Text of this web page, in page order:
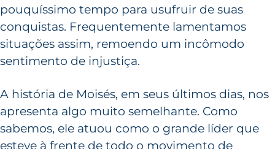
pouquíssimo tempo para usufruir de suas
conquistas. Frequentemente lamentamos
situações assim, remoendo um incômodo
sentimento de injustiça.
A história de Moisés, em seus últimos dias, nos
apresenta algo muito semelhante. Como
sabemos, ele atuou como o grande líder que
esteve à frente de todo o movimento de